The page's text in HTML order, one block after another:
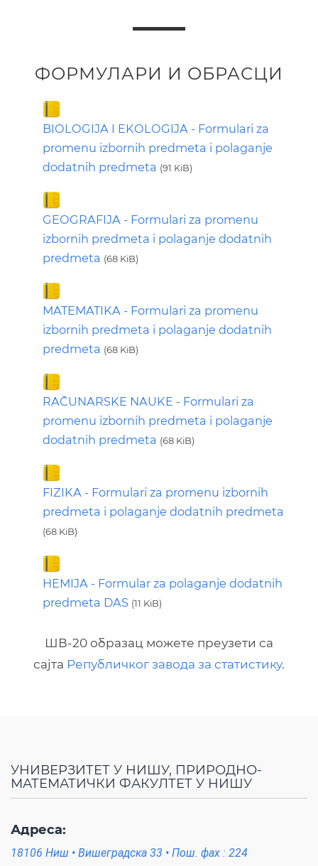
ФОРМУЛАРИ И ОБРАСЦИ
BIOLOGIJA I EKOLOGIJA - Formulari za
promenu izbornih predmeta i polaganje
dodatnih predmeta (91 KiB)
GEOGRAFIJA - Formulari za promenu
izbornih predmeta i polaganje dodatnih
predmeta (68 KiB)
MATEMATIKA - Formulari za promenu
izbornih predmeta i polaganje dodatnih
predmeta (68 KiB)
RAČUNARSKE NAUKE - Formulari za
promenu izbornih predmeta i polaganje
dodatnih predmeta (68 KiB)
FIZIKA - Formulari za promenu izbornih
predmeta i polaganje dodatnih predmeta
(68 KiB)
HEMIJA - Formular za polaganje dodatnih
predmeta DAS (11 KiB)
ШВ-20 образац можете преузети са
сајта Републичког завода за статистику.
УНИВЕРЗИТЕТ У НИШУ, ПРИРОДНО-
МАТЕМАТИЧКИ ФАКУЛТЕТ У НИШУ
Адреса:
18106 Ниш • Вишеградска 33 • Пош. фах : 224